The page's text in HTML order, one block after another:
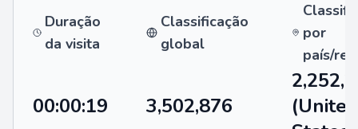
Duração
da visita
Classificação
global
por
país/
00:00:19 3,502,876
(United